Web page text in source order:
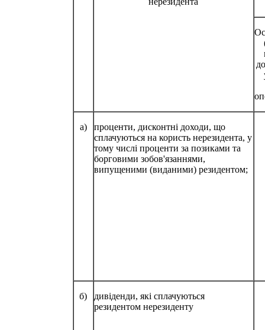
а)
проценти, дисконтні доходи, що
сплачуються на користь нерезидента, у
тому числі проценти за позиками та
борговими зобов'язаннями,
випущеними (виданими) резидентом;
б)
дивіденди, які сплачуються
резидентом нерезиденту